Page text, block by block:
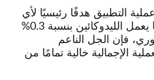
عملية التطبيق هدفًا رئيسيًا لأي
منتج عالي الجودة. وبينما يعمل الليدوكائين بنسبة 0.3%
فإن الجل الناعم
الإجمالية خالية تمامًا من